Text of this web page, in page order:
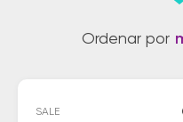
Ordenar por
SALE